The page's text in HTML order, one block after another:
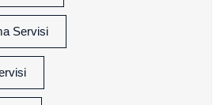
Servisi